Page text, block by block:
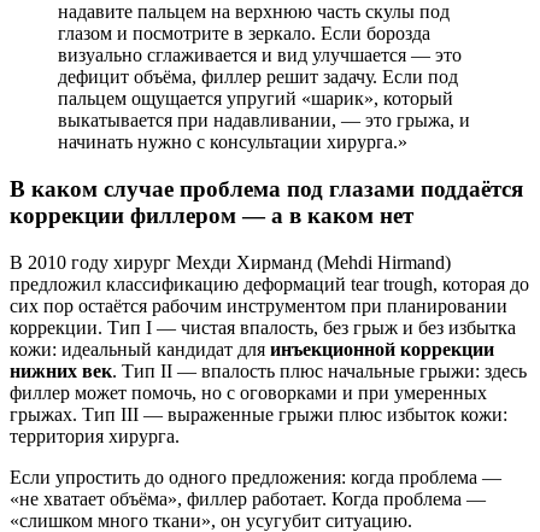
надавите пальцем на верхнюю часть скулы под
глазом и посмотрите в зеркало. Если борозда
визуально сглаживается и вид улучшается — это
дефицит объёма, филлер решит задачу. Если под
пальцем ощущается упругий «шарик», который
выкатывается при надавливании, — это грыжа, и
начинать нужно с консультации хирурга.»
В каком случае проблема под глазами поддаётся
коррекции филлером — а в каком нет
В 2010 году хирург Мехди Хирманд (Mehdi Hirmand)
предложил классификацию деформаций tear trough, которая до
сих пор остаётся рабочим инструментом при планировании
коррекции. Тип I — чистая впалость, без грыж и без избытка
кожи: идеальный кандидат для инъекционной коррекции
нижних век. Тип II — впалость плюс начальные грыжи: здесь
филлер может помочь, но с оговорками и при умеренных
грыжах. Тип III — выраженные грыжи плюс избыток кожи:
территория хирурга.
Если упростить до одного предложения: когда проблема —
«не хватает объёма», филлер работает. Когда проблема —
«слишком много ткани», он усугубит ситуацию.